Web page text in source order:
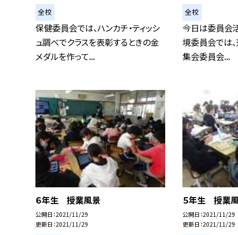
全校
保健委員会では、ハンカチ・ティッシ
ュ調べでクラスを表彰するときの金
メダルを作って...
全校
今日は委員会
境委員会では、
集会委員会...
６年生 授業風景
公開日 2021/11/29
更新日 2021/11/29
５年生 授業
公開日 2021/11/29
更新日 2021/11/29